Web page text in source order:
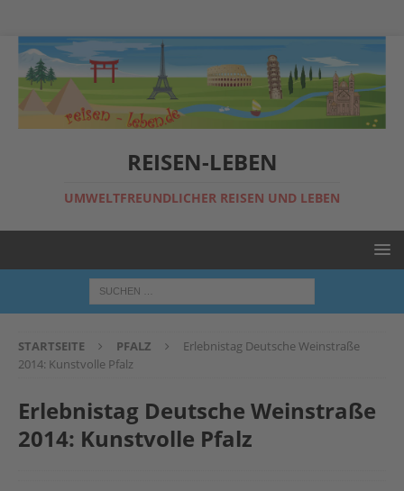
REISEN-LEBEN
UMWELTFREUNDLICHER REISEN UND LEBEN
STARTSEITE PFALZ
Erlebnistag Deutsche Weinstraße
2014: Kunstvolle Pfalz
Erlebnistag Deutsche Weinstraße
2014: Kunstvolle Pfalz